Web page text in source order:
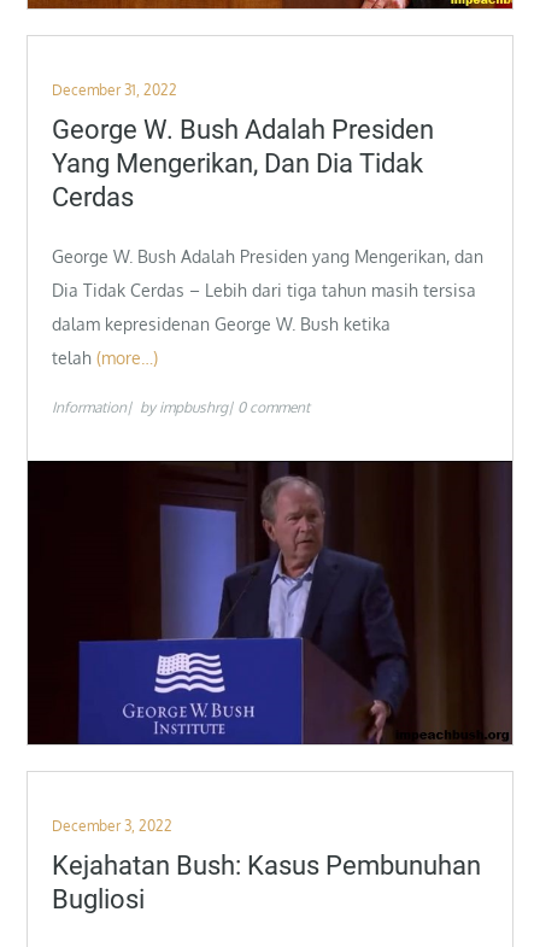
Posted
on
December 31, 2022
George W. Bush Adalah Presiden
Yang Mengerikan, Dan Dia Tidak
Cerdas
George W. Bush Adalah Presiden yang Mengerikan, dan
Dia Tidak Cerdas – Lebih dari tiga tahun masih tersisa
dalam kepresidenan George W. Bush ketika
telah (more…)
Information by impbushrg 0 comment
Posted
on
December 3, 2022
Kejahatan Bush: Kasus Pembunuhan
Bugliosi